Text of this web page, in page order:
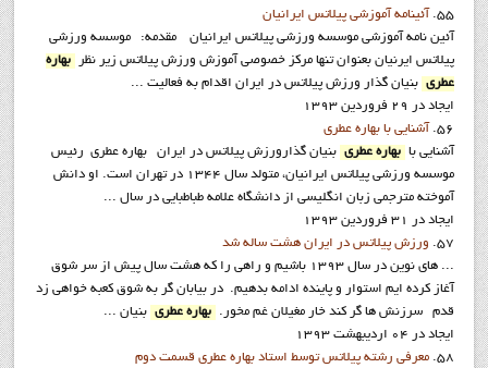
55.
آئينامه آموزشي پيلاتس ايرانيان
آئين نامه آموزشي موسسه ورزشي پيلاتس ايرانيان مقدمه: موسسه ورزشي
پيلاتس ايرنيان بعنوان تنها مرکز خصوصي آموزش ورزش پيلاتس زير نظر
بهاره
عطري بنيان گذار ورزش پيلاتس در ايران اقدام به فعاليت ...
ایجاد در 29 فروردين 1393
56.
آشنايي با بهاره عطري
آشنايي با
بهاره عطري بنيان گذارورزش پيلاتس در ايران بهاره عطری رئيس
موسسه ورزشی پیلاتس ایرانیان، متولد سال 1344 در تهران است. او دانش
آموخته مترجمی زبان انگلیسی از دانشگاه علامه طباطبایی در سال ...
ایجاد در 31 فروردين 1393
57.
ورزش پيلاتس در ایران هشت ساله شد
... های نوین در سال 1393 باشیم و راهی را که هشت سال پیش از سر شوق
آغاز کرده ایم استوار و پاینده ادامه بدهیم. در بیابان گر به شوق کعبه خواهی زد
قدم سرزنش ها گر کند خار مغیلان غم مخور.
بهاره عطري بنيان ...
ایجاد در 04 ارديبهشت 1393
58.
معرفي رشته پيلاتس توسط استاد بهاره عطري قسمت دوم